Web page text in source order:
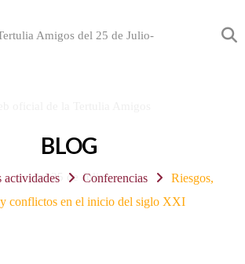
BLOG
actividades Conferencias
Riesgos,
y conflictos en el inicio del siglo XXI